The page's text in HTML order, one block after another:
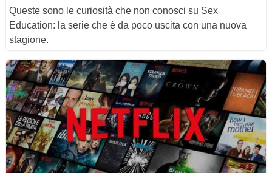
Queste sono le curiosità che non conosci su Sex
Education: la serie che è da poco uscita con una nuova
stagione.